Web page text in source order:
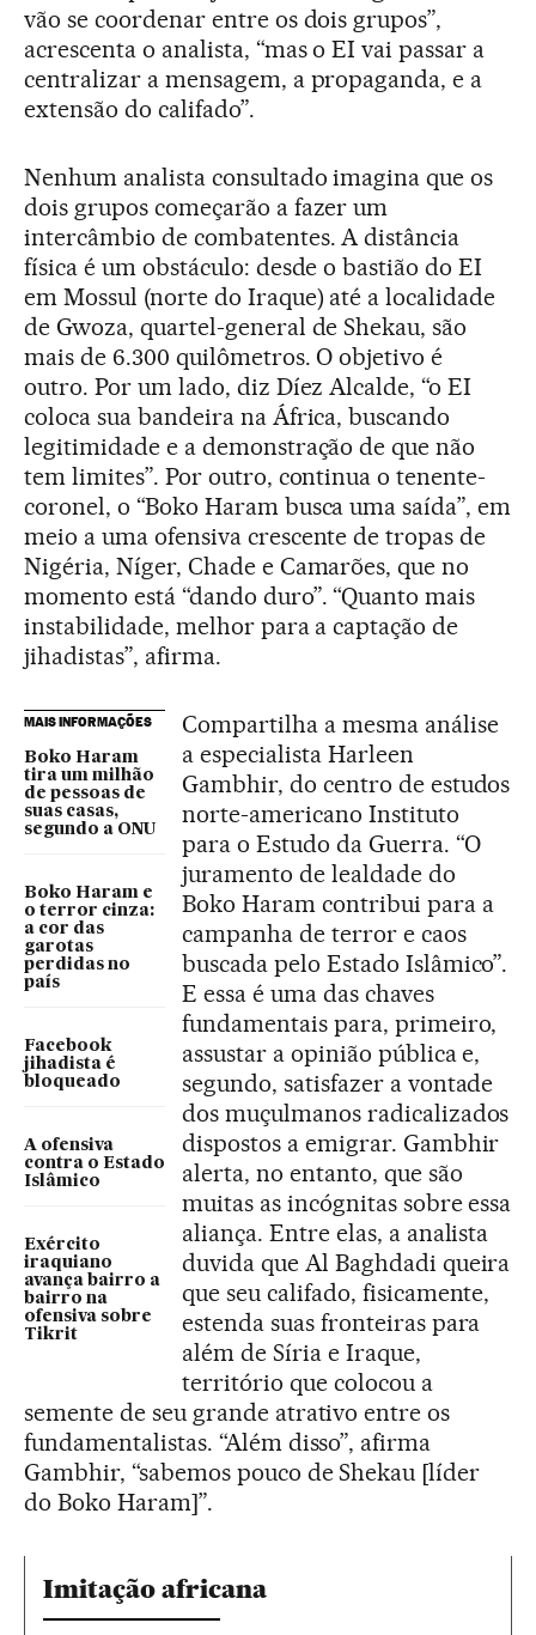
vão se coordenar entre os dois grupos”,
acrescenta o analista, “mas o EI vai passar a
centralizar a mensagem, a propaganda, e a
extensão do califado”.
Nenhum analista consultado imagina que os
dois grupos começarão a fazer um
intercâmbio de combatentes. A distância
física é um obstáculo: desde o bastião do EI
em Mossul (norte do Iraque) até a localidade
de Gwoza, quartel-general de Shekau, são
mais de 6.300 quilômetros. O objetivo é
outro. Por um lado, diz Díez Alcalde, “o EI
coloca sua bandeira na África, buscando
legitimidade e a demonstração de que não
tem limites”. Por outro, continua o tenente-
coronel, o “Boko Haram busca uma saída”, em
meio a uma ofensiva crescente de tropas de
Nigéria, Níger, Chade e Camarões, que no
momento está “dando duro”. “Quanto mais
instabilidade, melhor para a captação de
jihadistas”, afirma.
MAIS INFORMAÇÕES
Boko Haram
tira um milhão
de pessoas de
suas casas,
segundo a ONU
Boko Haram e
o terror cinza:
a cor das
garotas
perdidas no
país
Facebook
jihadista é
bloqueado
A ofensiva
contra o Estado
Islâmico
Exército
iraquiano
avança bairro a
bairro na
ofensiva sobre
Tikrit
Compartilha a mesma análise
a especialista Harleen
Gambhir, do centro de estudos
norte-americano Instituto
para o Estudo da Guerra. “O
juramento de lealdade do
Boko Haram contribui para a
campanha de terror e caos
buscada pelo Estado Islâmico”.
E essa é uma das chaves
fundamentais para, primeiro,
assustar a opinião pública e,
segundo, satisfazer a vontade
dos muçulmanos radicalizados
dispostos a emigrar. Gambhir
alerta, no entanto, que são
muitas as incógnitas sobre essa
aliança. Entre elas, a analista
duvida que Al Baghdadi queira
que seu califado, fisicamente,
estenda suas fronteiras para
além de Síria e Iraque,
território que colocou a
semente de seu grande atrativo entre os
fundamentalistas. “Além disso”, afirma
Gambhir, “sabemos pouco de Shekau [líder
do Boko Haram]”.
Imitação africana